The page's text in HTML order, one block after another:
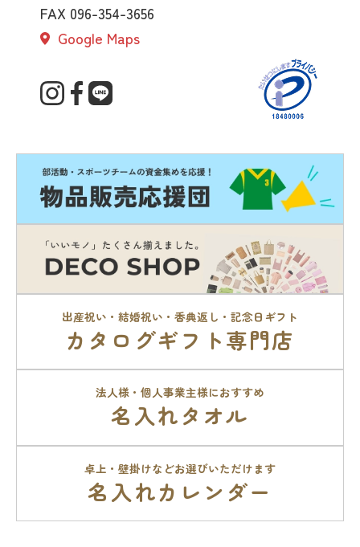
FAX 096-354-3656
Google Maps
出産祝い・結婚祝い・香典返し・記念日ギフト
カタログギフト専門店
法人様・個人事業主様におすすめ
名入れタオル
卓上・壁掛けなどお選びいただけます
名入れカレンダー